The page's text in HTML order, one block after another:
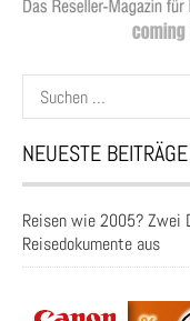
Suchen
nach:
NEUESTE BEITRÄGE
Reisen wie 2005?
Reisedokumente aus